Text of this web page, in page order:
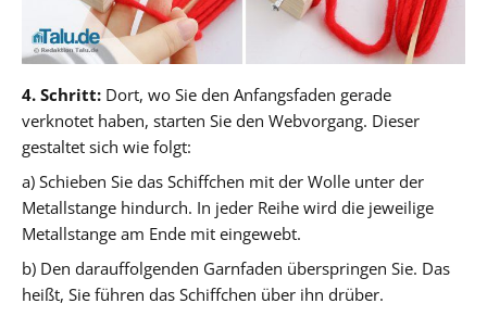
4. Schritt: Dort, wo Sie den Anfangsfaden gerade
verknotet haben, starten Sie den Webvorgang. Dieser
gestaltet sich wie folgt:
a) Schieben Sie das Schiffchen mit der Wolle unter der
Metallstange hindurch. In jeder Reihe wird die jeweilige
Metallstange am Ende mit eingewebt.
b) Den darauffolgenden Garnfaden überspringen Sie. Das
heißt, Sie führen das Schiffchen über ihn drüber.